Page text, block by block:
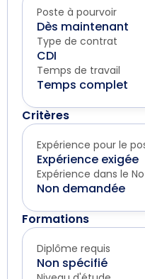
Poste à pourvoir
Dès maintenant
Type de contrat
CDI
Temps de travail
Temps complet
Critères
Expérience pour le
Expérience exigée
Expérience dans le
Non demandée
Formations
Diplôme requis
Non spécifié